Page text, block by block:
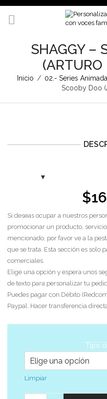
SHAGGY –
(ARTURO
Inicio / 02.- Series
Scooby Doo
$
Si deseas ocupar a nuestros
promocionar un producto,
mencionado, por favor ve a la
que se trata. Esta sección es solo
comerciales.
Elige una opción y espera unos
de texto para personalizar tu
Puedes pagar con Débito
Paypal. Hacer transferencia
Tipo
Limpiar